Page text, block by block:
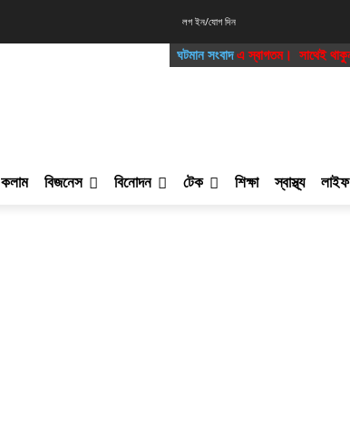
লগ ইন/যোগ দিন
ঘটমান সংবাদএ স্বাগতম। সাথেই থাকুন।
কলাম বিজনেস বিনোদন টেক শিক্ষা স্বাস্থ্য লাইফ